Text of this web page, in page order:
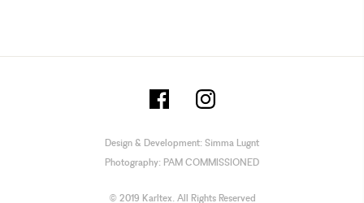
Design & Development: Simma Lugnt
Photography: PAM COMMISSIONED
© 2019 Karltex. All Rights Reserved